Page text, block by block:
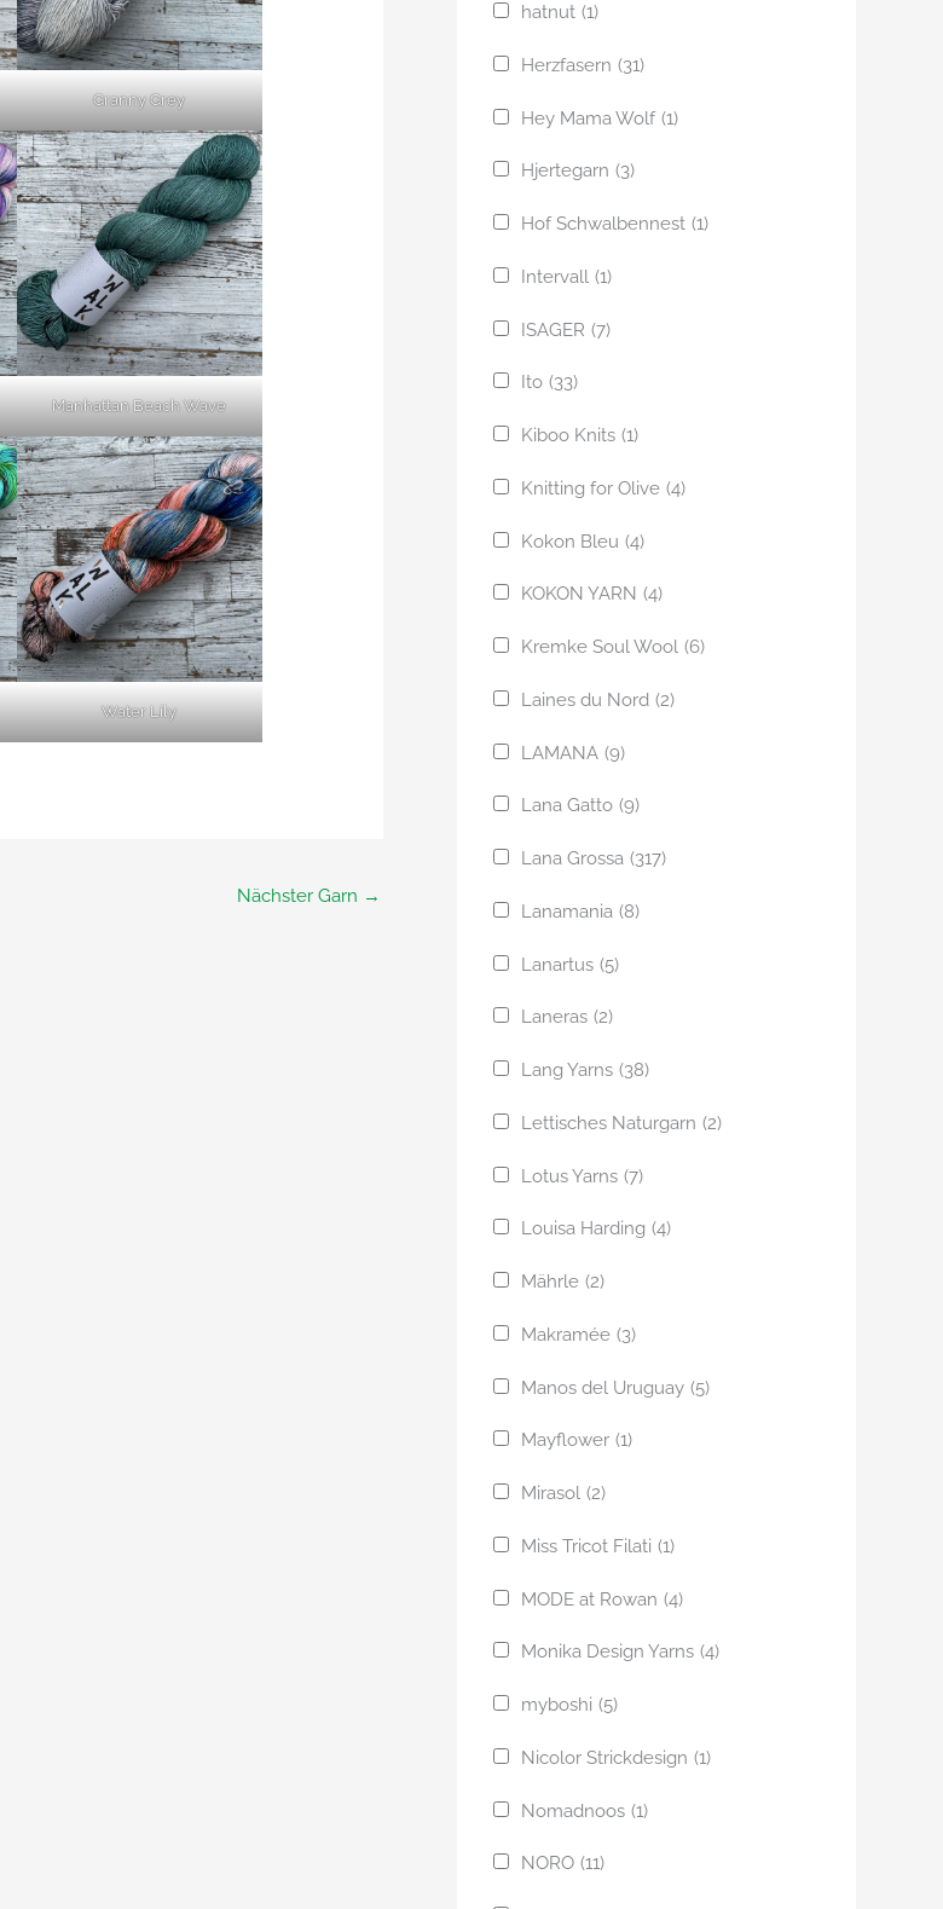
Granny Grey
Manhattan Beach Wave
Water Lily
Nächster Garn →
hatnut (1)
Herzfasern (31)
Hey Mama Wolf (1)
Hjertegarn (3)
Hof Schwalbennest (1)
Intervall (1)
ISAGER (7)
Ito (33)
Kiboo Knits (1)
Knitting for Olive (4)
Kokon Bleu (4)
KOKON YARN (4)
Kremke Soul Wool (6)
Laines du Nord (2)
LAMANA (9)
Lana Gatto (9)
Lana Grossa (317)
Lanamania (8)
Lanartus (5)
Laneras (2)
Lang Yarns (38)
Lettisches Naturgarn (2)
Lotus Yarns (7)
Louisa Harding (4)
Mährle (2)
Makramée (3)
Manos del Uruguay (5)
Mayflower (1)
Mirasol (2)
Miss Tricot Filati (1)
MODE at Rowan (4)
Monika Design Yarns (4)
myboshi (5)
Nicolor Strickdesign (1)
Nomadnoos (1)
NORO (11)